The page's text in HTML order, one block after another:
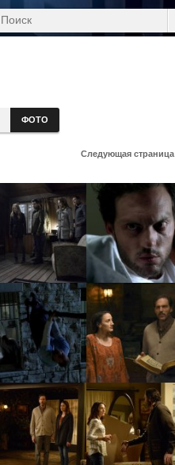
ФОТО
Следующая страница